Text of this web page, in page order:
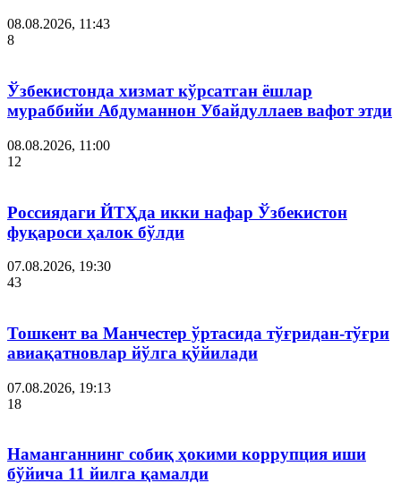
08.08.2026, 11:43
8
Ўзбекистонда хизмат кўрсатган ёшлар
мураббийи Абдуманнон Убайдуллаев вафот этди
08.08.2026, 11:00
12
Россиядаги ЙТҲда икки нафар Ўзбекистон
фуқароси ҳалок бўлди
07.08.2026, 19:30
43
Тошкент ва Манчестер ўртасида тўғридан-тўғри
авиақатновлар йўлга қўйилади
07.08.2026, 19:13
18
Наманганнинг собиқ ҳокими коррупция иши
бўйича 11 йилга қамалди